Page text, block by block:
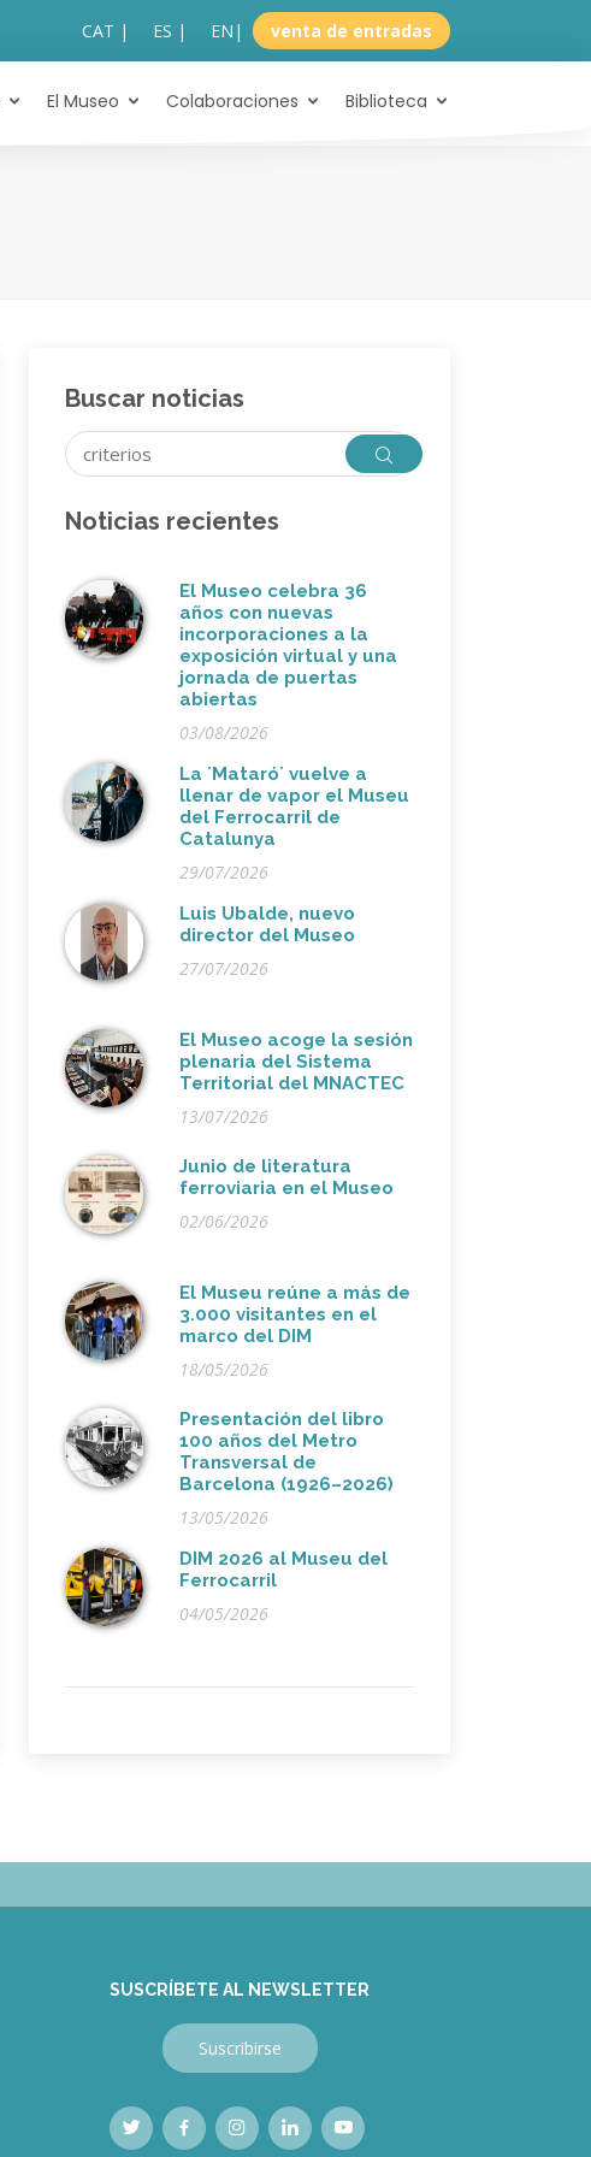
CAT | ES | EN | venta de entradas
El Museo Colaboraciones Biblioteca
Buscar noticias
Noticias recientes
El Museo celebra 36
años con nuevas
incorporaciones a la
exposición virtual y una
jornada de puertas
abiertas
03/08/2026
La ´Mataró´ vuelve a
llenar de vapor el Museu
del Ferrocarril de
Catalunya
29/07/2026
Luis Ubalde, nuevo
director del Museo
27/07/2026
El Museo acoge la sesión
plenaria del Sistema
Territorial del MNACTEC
13/07/2026
Junio de literatura
ferroviaria en el Museo
02/06/2026
El Museu reúne a más de
3.000 visitantes en el
marco del DIM
18/05/2026
Presentación del libro
100 años del Metro
Transversal de
Barcelona (1926–2026)
13/05/2026
DIM 2026 al Museu del
Ferrocarril
04/05/2026
SUSCRÍBETE AL NEWSLETTER
Suscribirse